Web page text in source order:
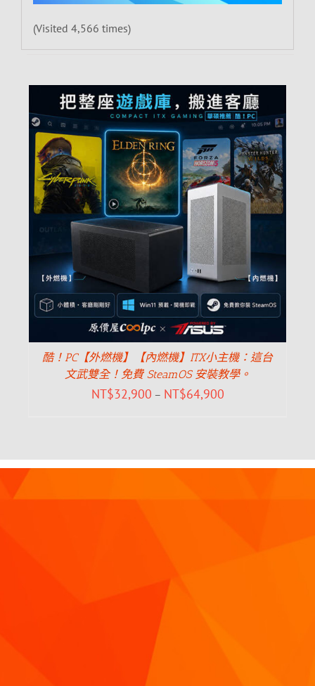
(Visited 4,566 times)
酷！PC【外燃機】【內燃機】ITX小主機：這台
文武雙全！免費 SteamOS 安裝教學。
NT$32,900 – NT$64,900